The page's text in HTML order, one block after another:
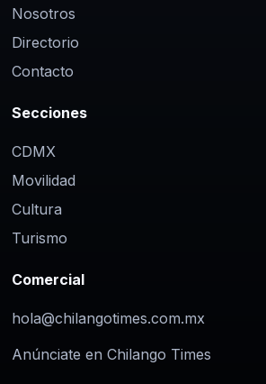
Nosotros
Directorio
Contacto
Secciones
CDMX
Movilidad
Cultura
Turismo
Comercial
hola@chilangotimes.com.mx
Anúnciate en Chilango Times